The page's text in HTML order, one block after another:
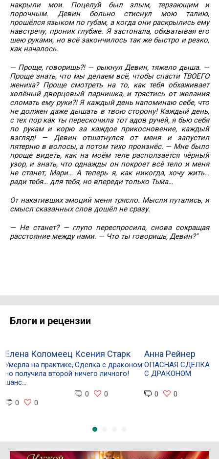
накрыли мои. Поцелуй был злым, терзающим и
порочным. Девин больно стиснул мою талию,
прошёлся языком по губам, а когда они раскрылись ему
навстречу, проник глубже. Я застонала, обхватывая его
шею руками, но всё закончилось так же быстро и резко,
как началось.
— Проще, говоришь?! — рыкнул Девин, тяжело дыша. —
Проще знать, что мы делаем всё, чтобы спасти ТВОЕГО
жениха? Проще смотреть на то, как тебя обхаживает
холёный дворцовый парнишка, и трястись от желания
сломать ему руки?! Я каждый день напоминаю себе, что
не должен даже дышать в твою сторону! Каждый день,
с тех пор как ты перескочила тот адов ручей, я бью себя
по рукам и корю за каждое прикосновение, каждый
взгляд! — Девин отшатнулся от меня и запустил
пятерню в волосы, а потом тихо произнёс. — Мне было
проще видеть, как на моём теле расползается чёрный
узор, и знать, что однажды он покроет всё тело и меня
не станет, Мари… А теперь я, как никогда, хочу жить…
ради тебя… для тебя, но впереди только Тьма…
От накативших эмоций меня трясло. Мысли путались, и
смысл сказанных слов дошёл не сразу.
— Не станет? — глупо переспросила, снова сокращая
расстояние между нами. — Что ты говоришь, Девин?"
Блоги и рецензии
Елена Коломеец
Умерла на практике,
но получила второй
шанс...
0 0
Ксения Старк
Сделка с драконом:
ничего личного!
0 0
Анна Рейнер
ОПАСНАЯ СДЕЛКА
С ДРАКОНОМ
0 0